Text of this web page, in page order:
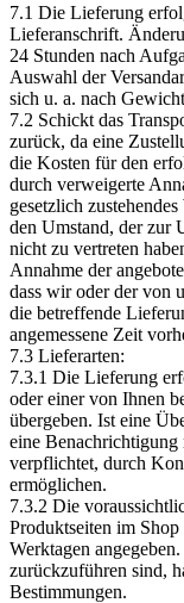
7.1 Die Lieferung
Lieferanschrift.
24 Stunden nach
Auswahl der
sich u. a. nach
7.2 Schickt das
zurück, da eine
die Kosten für den
durch verweigerte
gesetzlich
den Umstand, der zur
nicht zu vertreten
Annahme der
dass wir oder der von
die betreffende
angemessene Zeit
7.3 Lieferarten:
7.3.1 Die Lieferung
oder einer von Ihnen
übergeben. Ist eine
eine
verpflichtet, durch
ermöglichen.
7.3.2 Die
Produktseiten im
Werktagen
zurückzuführen sind,
Bestimmungen.